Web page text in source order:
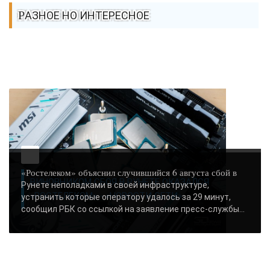
РАЗНОЕ НО ИНТЕРЕСНОЕ
ВИНОВНИКОМ СБОЯ В РУНЕТЕ ОКАЗАЛСЯ
«РОСТЕЛЕКОМ» - «НОВОСТИ СЕТИ»..
«Ростелеком» объяснил случившийся 6 августа сбой в
Рунете неполадками в своей инфраструктуре,
устранить которые оператору удалось за 29 минут,
сообщил РБК со ссылкой на заявление пресс-службы...